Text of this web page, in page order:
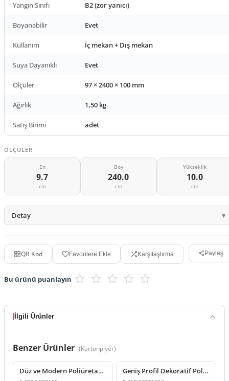
Yangın Sınıfı B2 (zor yanıcı)
Boyanabilir Evet
Kullanım İç mekan + Dış mekan
Suya Dayanıklı Evet
Ölçüler 97 × 2400 × 100 mm
Ağırlık 1,50 kg
Satış Birimi adet
ÖLÇÜLER
En
9.7
cm
Boy
240.0
cm
Yükseklik
10.0
cm
Detay
QR Kod Favorilere Ekle Karşılaştırma Paylaş
Bu ürünü puanlayın
İlgili Ürünler
Benzer Ürünler (Kartonpiyer)
Düz ve Modern Poliüretan Kartonpiyer Modeli Geniş Profil Dekoratif Poliüretan Düz Kartonpiyer Tasarımı